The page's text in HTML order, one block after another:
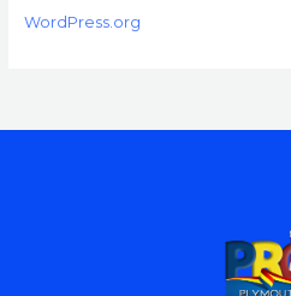
WordPress.org